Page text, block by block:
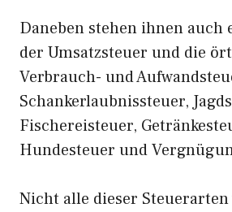
Daneben stehen ihnen auch
der Umsatzsteuer und die
Verbrauch- und
Schankerlaubnissteuer,
Fischereisteuer,
Hundesteuer und
Nicht alle dieser Steuerarten